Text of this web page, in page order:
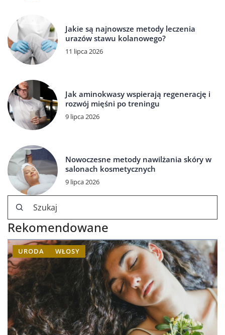
Jakie są najnowsze metody leczenia
urazów stawu kolanowego?
11 lipca 2026
Jak aminokwasy wspierają regenerację i
rozwój mięśni po treningu
9 lipca 2026
Nowoczesne metody nawilżania skóry w
salonach kosmetycznych
9 lipca 2026
Rekomendowane
URODA WŁOSY